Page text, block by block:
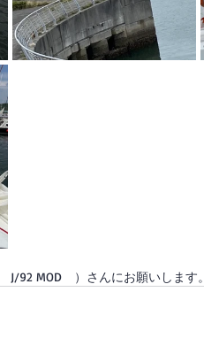
92 MOD　）さんにお願いします。